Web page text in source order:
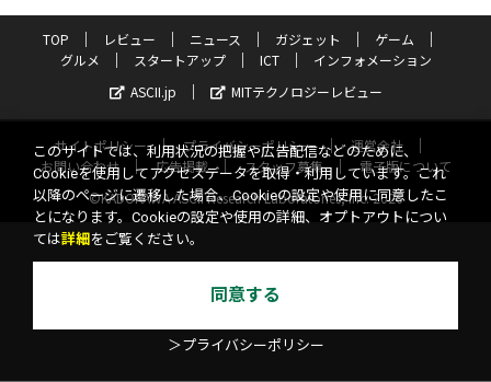
TOP レビュー ニュース ガジェット
ゲーム
グルメ
スタートアップ ICT
インフォメーション
ASCII.jp
MITテクノロジーレビュー
サイトポリシー プライバシーポリシー
運営会社
お問い合わせ
広告掲載 スタッフ募集
電子版について
©KADOKAWA ASCII Research Laboratories, Inc. 2026
このサイトでは、利用状況の把握や広告配信などのために、
Cookieを使用してアクセスデータを取得・利用しています。これ
以降のページに遷移した場合、Cookieの設定や使用に同意したこ
とになります。Cookieの設定や使用の詳細、オプトアウトについ
ては詳細 をご覧ください。
同意する
＞プライバシーポリシー